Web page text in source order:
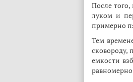
После того,
луком и
примерно
Тем
сковороду,
емкости